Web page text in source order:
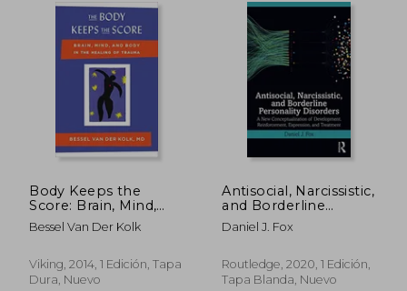
55%
dcto.
S/ 226,78 55%
dcto.
S/
Body Keeps the
Score: Brain, Mind,
and Body in the
Healing of Trauma
Bessel Van Der Kolk
Viking, 2014, 1 Edición, Tapa
Dura, Nuevo
Antisocial, Narcissistic,
and Borderline
Personality Disorders:
A new
Development,
Reinforcement,
Daniel J. Fox
Routledge, 2020, 1 Edición,
Tapa Blanda, Nuevo